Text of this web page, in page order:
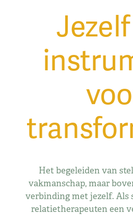
Het begeleiden van
vakmanschap, maar
verbinding met jezelf. Als
relatietherapeuten een